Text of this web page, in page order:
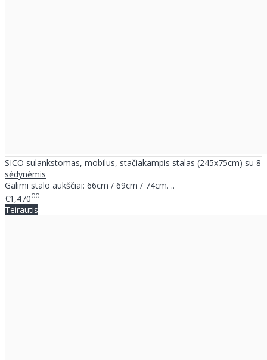
SICO sulankstomas, mobilus, stačiakampis stalas (245x75cm) su 8
sėdynėmis
Galimi stalo aukščiai: 66cm / 69cm / 74cm. ..
€1,47000
Teirautis